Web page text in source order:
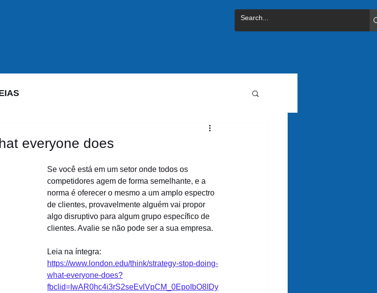
everyone does
Se você está em um setor onde todos os
competidores agem de forma semelhante, e a
norma é oferecer o mesmo a um amplo espectro
de clientes, provavelmente alguém vai propor
algo disruptivo para algum grupo específico de
clientes. Avalie se não pode ser a sua empresa.
Leia na íntegra:
https://www.london.edu/think/strategy-stop-doing-
what-everyone-does?
fbclid=IwAR0hc4i3rS2seEvlVpCM_0EpoIbO8IDy